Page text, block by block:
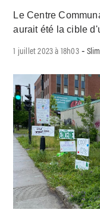
Le Centre
aurait été la cible
1 juillet 2023 à 18h03-